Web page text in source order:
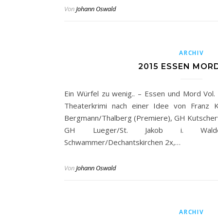
VonJohann Oswald
ARCHIV
2015 ESSEN
Ein Würfel zu wenig.. – Essen und Mord
Theaterkrimi nach einer Idee von Franz
Bergmann/Thalberg (Premiere), GH
GH Lueger/St. Jakob i.
Schwammer/Dechantskirchen 2x,…
VonJohann Oswald
ARCHIV